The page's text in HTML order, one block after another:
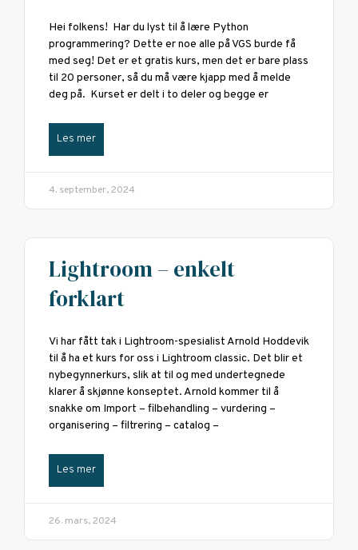
Hei folkens! Har du lyst til å lære Python
programmering? Dette er noe alle på VGS burde få
med seg! Det er et gratis kurs, men det er bare plass
til 20 personer, så du må være kjapp med å melde
deg på. Kurset er delt i to deler og begge er
Les mer
4. september, 2024
Lightroom – enkelt
forklart
Vi har fått tak i Lightroom-spesialist Arnold Hoddevik
til å ha et kurs for oss i Lightroom classic. Det blir et
nybegynnerkurs, slik at til og med undertegnede
klarer å skjønne konseptet. Arnold kommer til å
snakke om Import – filbehandling – vurdering –
organisering – filtrering – catalog –
Les mer
26. mars, 2024